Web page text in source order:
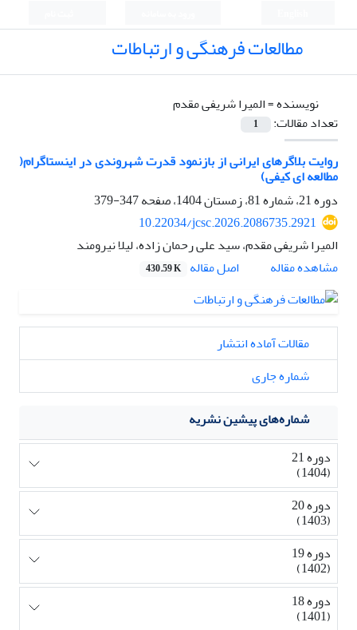
مطالعات فرهنگی و ارتباطات
نویسنده =المیرا شریفی مقدم
تعداد مقالات:
1
روایت بلاگرهای ایرانی از بازنمود قدرت شهروندی در اینستاگرام(
مطالعه ای کیفی)
دوره 21، شماره 81، زمستان 1404، صفحه
347-379
10.22034/jcsc.2026.2086735.2921
المیرا شریفی مقدم، سید علی رحمان زاده، لیلا نیرومند
مشاهده مقاله
اصل مقاله 430.59 K
مقالات آماده انتشار
شماره جاری
شماره‌های پیشین نشریه
دوره 21
(1404)
دوره 20
(1403)
دوره 19
(1402)
دوره 18
(1401)